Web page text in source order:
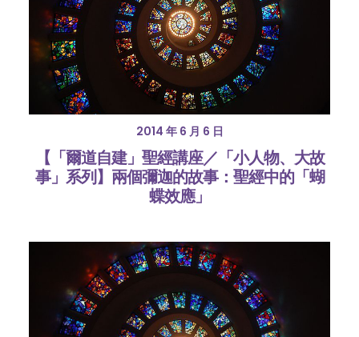
2014 年 6 月 6 日
【「爾道自建」聖經講座／「小人物、大故
事」系列】兩個彌迦的故事：聖經中的「蝴
蝶效應」